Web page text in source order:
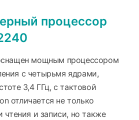
процессор
мощным процессором
с четырьмя ядрами,
3,4 ГГц, с тактовой
отличается не только
чтения и записи, но также